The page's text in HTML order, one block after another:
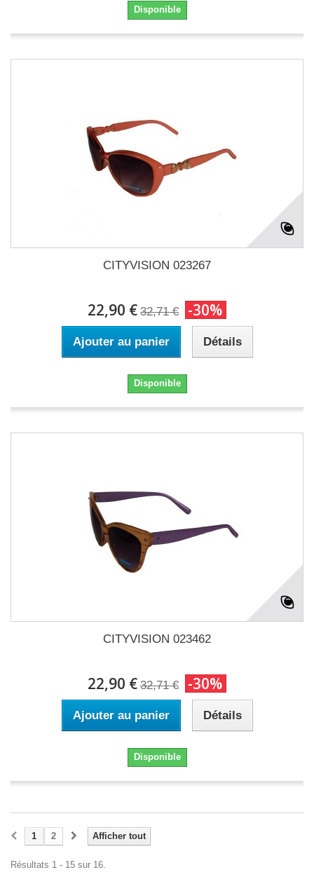
Disponible
CITYVISION 023267
22,90 € 32,71 € -30%
Ajouter au panier Détails
Disponible
CITYVISION 023462
22,90 € 32,71 € -30%
Ajouter au panier Détails
Disponible
Afficher tout
1 2
Résultats 1 - 15 sur 16.